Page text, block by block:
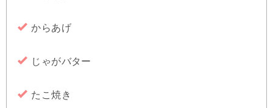
からあげ
じゃがバター
たこ焼き